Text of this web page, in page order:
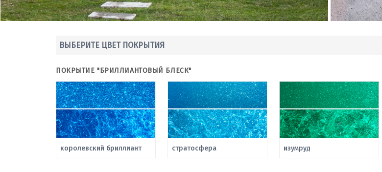
ВЫБЕРИТЕ ЦВЕТ ПОКРЫТИЯ
ПОКРЫТИЕ "БРИЛЛИАНТОВЫЙ БЛЕСК"
королевский бриллиант стратосфера изумруд